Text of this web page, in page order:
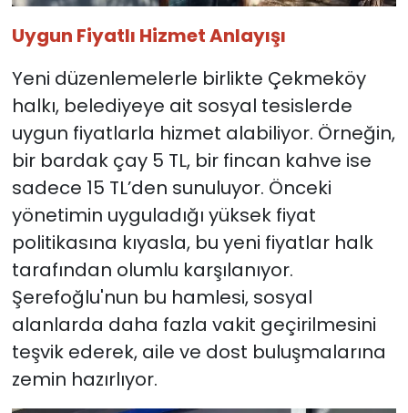
Uygun Fiyatlı Hizmet Anlayışı
Yeni düzenlemelerle birlikte Çekmeköy
halkı, belediyeye ait sosyal tesislerde
uygun fiyatlarla hizmet alabiliyor. Örneğin,
bir bardak çay 5 TL, bir fincan kahve ise
sadece 15 TL’den sunuluyor. Önceki
yönetimin uyguladığı yüksek fiyat
politikasına kıyasla, bu yeni fiyatlar halk
tarafından olumlu karşılanıyor.
Şerefoğlu'nun bu hamlesi, sosyal
alanlarda daha fazla vakit geçirilmesini
teşvik ederek, aile ve dost buluşmalarına
zemin hazırlıyor.